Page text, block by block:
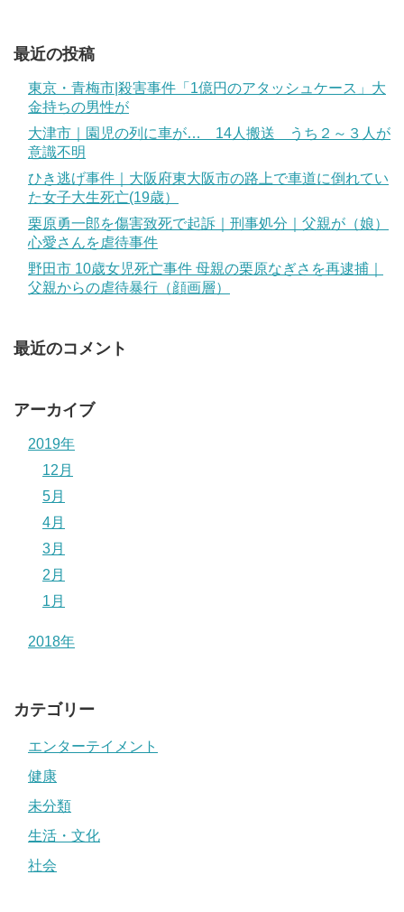
最近の投稿
東京・青梅市|殺害事件「1億円のアタッシュケース」大
金持ちの男性が
大津市｜園児の列に車が… 14人搬送 うち２～３人が
意識不明
ひき逃げ事件｜大阪府東大阪市の路上で車道に倒れてい
た女子大生死亡(19歳）
栗原勇一郎を傷害致死で起訴｜刑事処分｜父親が（娘）
心愛さんを虐待事件
野田市 10歳女児死亡事件 母親の栗原なぎさを再逮捕｜
父親からの虐待暴行（顔画層）
最近のコメント
アーカイブ
2019年
12月
5月
4月
3月
2月
1月
2018年
カテゴリー
エンターテイメント
健康
未分類
生活・文化
社会